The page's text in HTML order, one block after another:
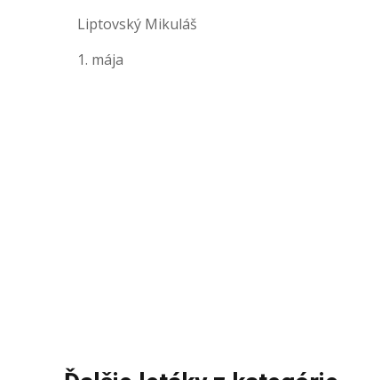
Liptovský Mikuláš
1. mája